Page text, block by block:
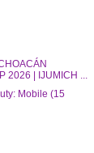
2026 | IJUMICH ...
Mobile (15